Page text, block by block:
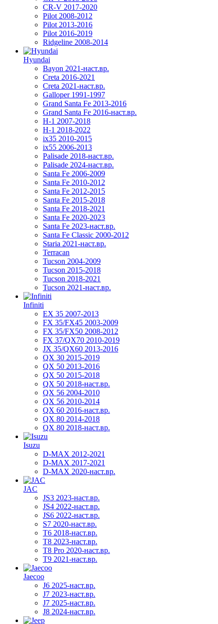
CR-V 2017-2020
Pilot 2008-2012
Pilot 2013-2016
Pilot 2016-2019
Ridgeline 2008-2014
Hyundai
Bayon 2021-наст.вр.
Creta 2016-2021
Creta 2021-наст.вр.
Galloper 1991-1997
Grand Santa Fe 2013-2016
Grand Santa Fe 2016-наст.вр.
H-1 2007-2018
H-1 2018-2022
ix35 2010-2015
ix55 2006-2013
Palisade 2018-наст.вр.
Palisade 2024-наст.вр.
Santa Fe 2006-2009
Santa Fe 2010-2012
Santa Fe 2012-2015
Santa Fe 2015-2018
Santa Fe 2018-2021
Santa Fe 2020-2023
Santa Fe 2023-наст.вр.
Santa Fe Classic 2000-2012
Staria 2021-наст.вр.
Terracan
Tucson 2004-2009
Tucson 2015-2018
Tucson 2018-2021
Tucson 2021-наст.вр.
Infiniti
EX 35 2007-2013
FX 35/FX45 2003-2009
FX 35/FX50 2008-2012
FX 37/QX70 2010-2019
JX 35/QX60 2013-2016
QX 30 2015-2019
QX 50 2013-2016
QX 50 2015-2018
QX 50 2018-наст.вр.
QX 56 2004-2010
QX 56 2010-2014
QX 60 2016-наст.вр.
QX 80 2014-2018
QX 80 2018-наст.вр.
Isuzu
D-MAX 2012-2021
D-MAX 2017-2021
D-MAX 2020-наст.вр.
JAC
JS3 2023-наст.вр.
JS4 2022-наст.вр.
JS6 2022-наст.вр.
S7 2020-наст.вр.
T6 2018-наст.вр.
T8 2023-наст.вр.
T8 Pro 2020-наст.вр.
T9 2021-наст.вр.
Jaecoo
J6 2025-наст.вр.
J7 2023-наст.вр.
J7 2025-наст.вр.
J8 2024-наст.вр.